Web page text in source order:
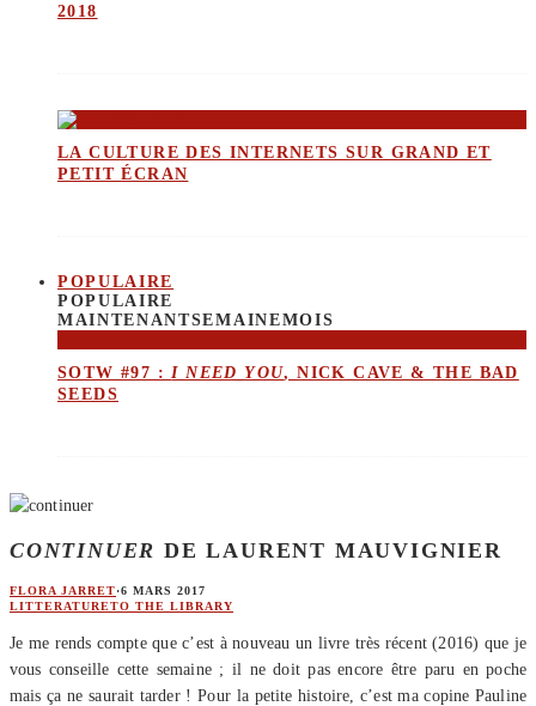
2018
LA CULTURE DES INTERNETS SUR GRAND ET
PETIT ÉCRAN
POPULAIRE
POPULAIRE
MAINTENANTSEMAINEMOIS
SOTW #97 :I NEED YOU, NICK CAVE & THE BAD
SEEDS
CONTINUER DE LAURENT MAUVIGNIER
FLORA JARRET·6 MARS 2017
LITTERATURETO THE LIBRARY
Je me rends compte que c’est à nouveau un livre très récent (2016) que je
vous conseille cette semaine ; il ne doit pas encore être paru en poche
mais ça ne saurait tarder ! Pour la petite histoire, c’est ma copine Pauline